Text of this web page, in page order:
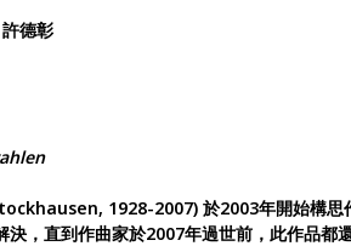
德彰
1928-2007) 於2003年開始構思
決，直到作曲家於2007年過世前，此作品都